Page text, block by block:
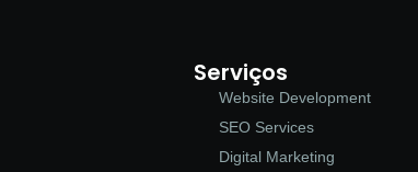
Serviços
Website Development
SEO Services
Digital Marketing